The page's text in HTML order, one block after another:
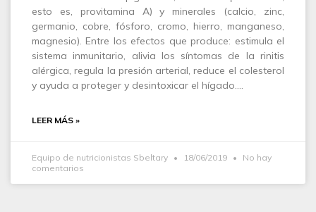
esto es, provitamina A) y minerales (calcio, zinc,
germanio, cobre, fósforo, cromo, hierro, manganeso,
magnesio). Entre los efectos que produce: estimula el
sistema inmunitario, alivia los síntomas de la rinitis
alérgica, regula la presión arterial, reduce el colesterol
y ayuda a proteger y desintoxicar el hígado.…
LEER MÁS »
Equipo de nutricionistas Sbeltary 18/06/2019
No hay
comentarios